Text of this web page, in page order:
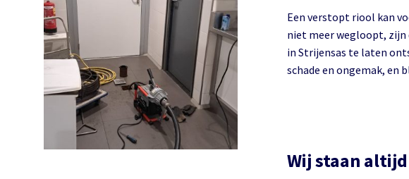
Een verstopt riool kan
niet meer wegloopt, zijn
in Strijensas te laten
schade en ongemak, en
Wij staan